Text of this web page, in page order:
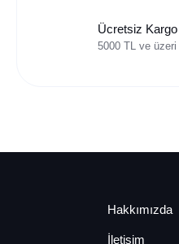
Ücretsiz Kargo
5000 TL ve üzeri
Hakkımızda
İletişim